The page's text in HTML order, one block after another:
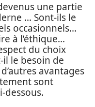
une partie
… Sont-ils le
occasionnels…
à l’éthique…
du choix
il le besoin de
avantages
sont
dessous.